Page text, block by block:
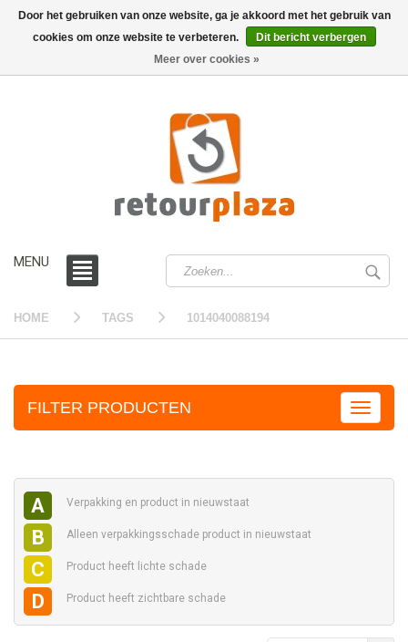
MENU
HOME TAGS 1014040088194
FILTER PRODUCTEN
A Verpakking en product in nieuwstaat
B Alleen verpakkingsschade product in nieuwstaat
C Product heeft lichte schade
D Product heeft zichtbare schade
Door het gebruiken van onze website, ga je akkoord met het gebruik van
cookies om onze website te verbeteren.
Dit bericht verbergen
Meer over cookies »